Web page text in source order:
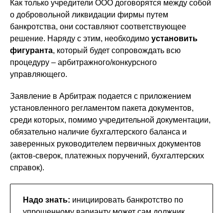
Как только учредители ООО договорятся между собой
о добровольной ликвидации фирмы путем
банкротства, они составляют соответствующее
решение. Наряду с этим, необходимо установить
фигуранта, который будет сопровождать всю
процедуру – арбитражного/конкурсного
управляющего.
Заявление в Арбитраж подается с приложением
установленного регламентом пакета документов,
среди которых, помимо учредительной документации,
обязательно наличие бухгалтерского баланса и
заверенных руководителем первичных документов
(актов-сверок, платежных поручений, бухгалтерских
справок).
Надо знать: инициировать банкротство по